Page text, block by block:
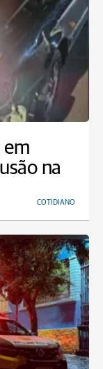
em
na
COTIDIANO